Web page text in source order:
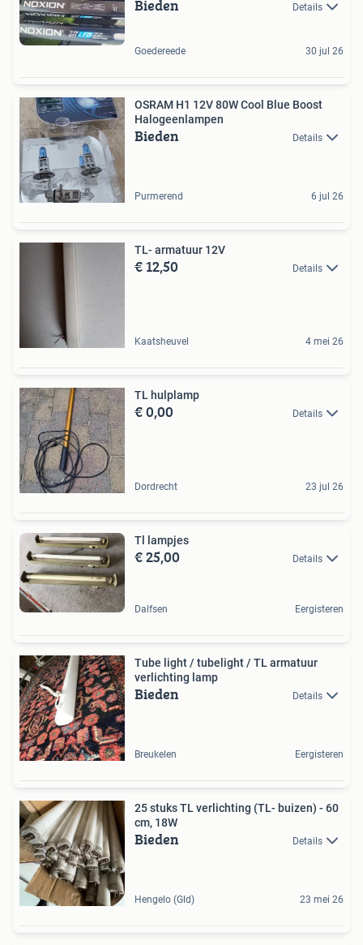
Bieden Details
Goedereede 30 jul 26
OSRAM H1 12V 80W Cool Blue Boost
Halogeenlampen
Bieden Details
Purmerend 6 jul 26
TL- armatuur 12V
€ 12,50 Details
Kaatsheuvel 4 mei 26
TL hulplamp
€ 0,00 Details
Dordrecht 23 jul 26
Tl lampjes
€ 25,00 Details
Dalfsen Eergisteren
Tube light / tubelight / TL armatuur
verlichting lamp
Bieden Details
Breukelen Eergisteren
25 stuks TL verlichting (TL- buizen) - 60
cm, 18W
Bieden Details
Hengelo (Gld) 23 mei 26